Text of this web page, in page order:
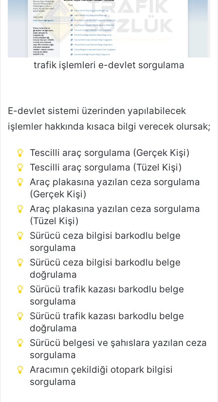
trafik işlemleri e-devlet sorgulama
E-devlet sistemi üzerinden yapılabilecek
işlemler hakkında kısaca bilgi verecek olursak;
Tescilli araç sorgulama (Gerçek Kişi)
Tescilli araç sorgulama (Tüzel Kişi)
Araç plakasına yazılan ceza sorgulama
(Gerçek Kişi)
Araç plakasına yazılan ceza sorgulama
(Tüzel Kişi)
Sürücü ceza bilgisi barkodlu belge
sorgulama
Sürücü ceza bilgisi barkodlu belge
doğrulama
Sürücü trafik kazası barkodlu belge
sorgulama
Sürücü trafik kazası barkodlu belge
doğrulama
Sürücü belgesi ve şahıslara yazılan ceza
sorgulama
Aracımın çekildiği otopark bilgisi
sorgulama